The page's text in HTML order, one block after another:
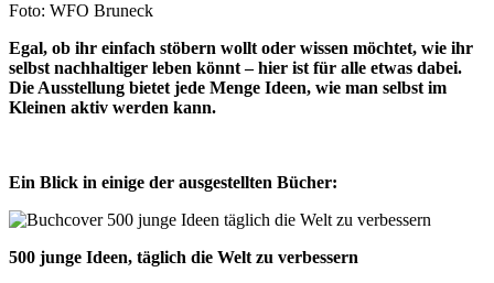
Foto: WFO Bruneck
Egal, ob ihr einfach stöbern wollt oder wissen möchtet, wie ihr
selbst nachhaltiger leben könnt – hier ist für alle etwas dabei.
Die Ausstellung bietet jede Menge Ideen, wie man selbst im
Kleinen aktiv werden kann.
Ein Blick in einige der ausgestellten Bücher:
500 junge Ideen, täglich die Welt zu verbessern